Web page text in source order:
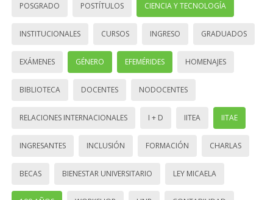
POSGRADO POSTÍTULOS CIENCIA Y TECNOLOGÍA
INSTITUCIONALES CURSOS INGRESO GRADUADOS
EXÁMENES GÉNERO EFEMÉRIDES HOMENAJES
BIBLIOTECA DOCENTES NODOCENTES
RELACIONES INTERNACIONALES I + D IITEA IITAE
INGRESANTES INCLUSIÓN FORMACIÓN CHARLAS
BECAS BIENESTAR UNIVERSITARIO LEY MICAELA